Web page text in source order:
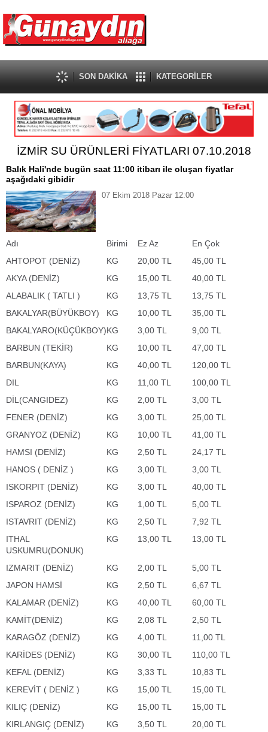
SON DAKİKA KATEGORİLER
İZMİR SU ÜRÜNLERİ FİYATLARI 07.10.2018
Balık Hali'nde bugün saat 11:00 itibarı ile oluşan fiyatlar
aşağıdaki gibidir
07 Ekim 2018 Pazar 12:00
Adı Birimi Ez Az
En Çok
AHTOPOT (DENİZ)
KG 20,00 TL
45,00 TL
AKYA (DENİZ)
KG 15,00 TL
40,00 TL
ALABALIK ( TATLI )
KG 13,75 TL
13,75 TL
BAKALYAR(BÜYÜKBOY)
KG 10,00 TL
35,00 TL
BAKALYARO(KÜÇÜKBOY)KG 3,00 TL
9,00 TL
BARBUN (TEKİR)
KG 10,00 TL
47,00 TL
BARBUN(KAYA)
KG 40,00 TL
120,00 TL
DIL
KG 11,00 TL
100,00 TL
DİL(CANGIDEZ)
KG 2,00 TL
3,00 TL
FENER (DENİZ)
KG 3,00 TL
25,00 TL
GRANYOZ (DENİZ)
KG 10,00 TL
41,00 TL
HAMSI (DENİZ)
KG 2,50 TL
24,17 TL
HANOS ( DENİZ )
KG 3,00 TL
3,00 TL
ISKORPIT (DENİZ)
KG 3,00 TL
40,00 TL
ISPAROZ (DENİZ)
KG 1,00 TL
5,00 TL
ISTAVRIT (DENİZ)
KG 2,50 TL
7,92 TL
ITHAL
USKUMRU(DONUK)
KG 13,00 TL 13,00 TL
IZMARIT (DENİZ) KG 2,00 TL
5,00 TL
JAPON HAMSİ
KG 2,50 TL
6,67 TL
KALAMAR (DENİZ)
KG 40,00 TL
60,00 TL
KAMİT(DENİZ)
KG 2,08 TL
2,50 TL
KARAGÖZ (DENİZ)
KG 4,00 TL
11,00 TL
KARİDES (DENİZ)
KG 30,00 TL
110,00 TL
KEFAL (DENİZ)
KG 3,33 TL
10,83 TL
KEREVİT ( DENİZ )
KG 15,00 TL
15,00 TL
KILIÇ (DENİZ)
KG 15,00 TL
15,00 TL
KIRLANGIÇ (DENİZ)
KG 3,50 TL
20,00 TL